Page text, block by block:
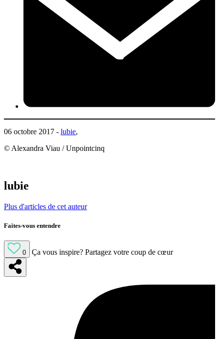
06 octobre 2017 - lubie,
© Alexandra Viau / Unpointcinq
lubie
Plus d'articles de cet auteur
Faites-vous entendre
0 Ça vous inspire? Partagez votre coup de cœur